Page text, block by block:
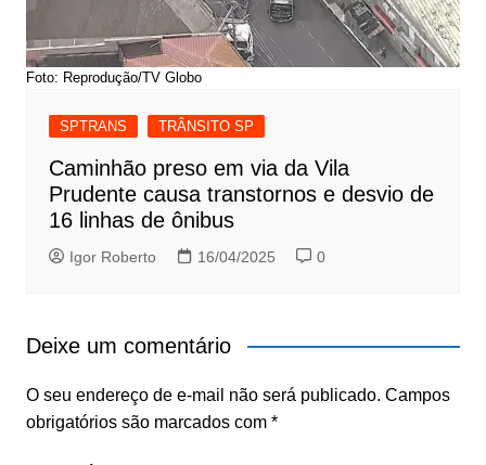
Foto: Reprodução/TV Globo
SPTRANS TRÂNSITO SP
Caminhão preso em via da Vila
Prudente causa transtornos e desvio de
16 linhas de ônibus
Igor Roberto 16/04/2025 0
Deixe um comentário
O seu endereço de e-mail não será publicado. Campos
obrigatórios são marcados com *